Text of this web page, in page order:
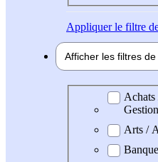
Appliquerle filtre
Afficher les filtres de
Domaine
Arts /